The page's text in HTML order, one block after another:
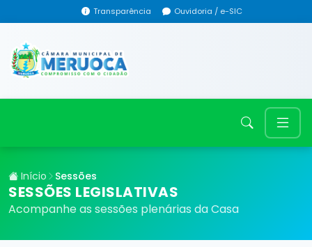
Transparência Ouvidoria / e-SIC
Início Sessões
SESSÕES LEGISLATIVAS
Acompanhe as sessões plenárias da Casa